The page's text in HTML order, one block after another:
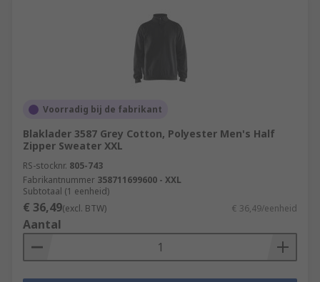
Voorradig bij de fabrikant
Blaklader 3587 Grey Cotton, Polyester Men's Half
Zipper Sweater XXL
RS-stocknr. 805-743
Fabrikantnummer 358711699600 - XXL
Subtotaal (1 eenheid)
€ 36,49(excl. BTW) € 36,49/eenheid
Aantal